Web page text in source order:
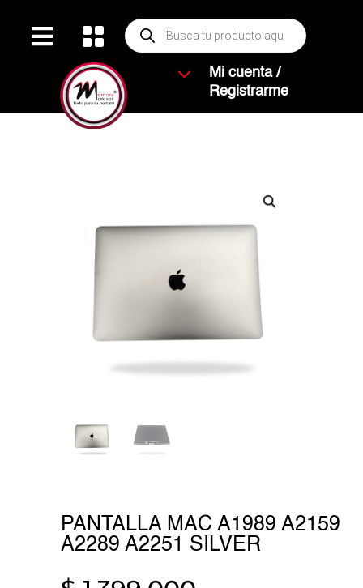
  Búsqueda
de
productos
3
Mi cuenta /
Registrarme
PANTALLA MAC A1989 A2159
A2289 A2251 SILVER